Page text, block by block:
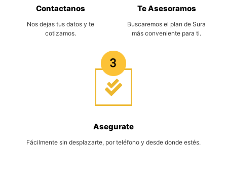
Contactanos
Nos dejas tus datos y te
cotizamos.
Te Asesoramos
Buscaremos el plan de Sura
más conveniente para ti.
Asegurate
Fácilmente sin desplazarte, por teléfono y desde donde estés.